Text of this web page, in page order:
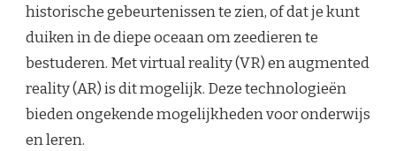
historische gebeurtenissen te zien, of dat je kunt
duiken in de diepe oceaan om zeedieren te
bestuderen. Met virtual reality (VR) en augmented
reality (AR) is dit mogelijk. Deze technologieën
bieden ongekende mogelijkheden voor onderwijs
en leren.